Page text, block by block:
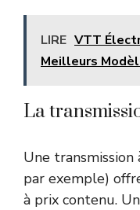
LIRE VTT
Meilleurs
La
Une transmission
par exemple)
à prix contenu.